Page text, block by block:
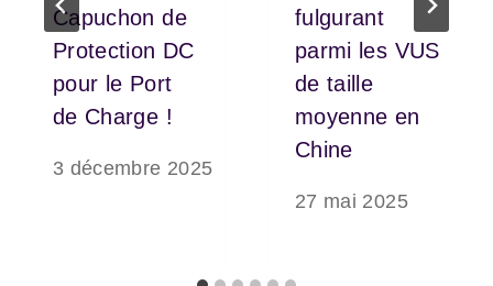
Capuchon de
Protection DC
pour le Port
de Charge !
3 décembre 2025
fulgurant
parmi les VUS
de taille
moyenne en
Chine
27 mai 2025